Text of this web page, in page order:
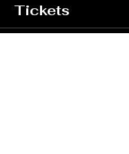
Tickets